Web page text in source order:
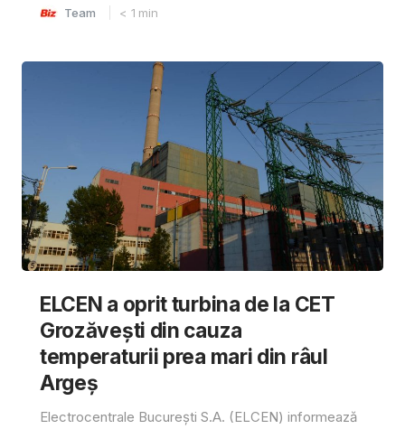
Team < 1 min
ELCEN a oprit turbina de la CET
Grozăvești din cauza
temperaturii prea mari din râul
Argeș
Electrocentrale București S.A. (ELCEN) informează